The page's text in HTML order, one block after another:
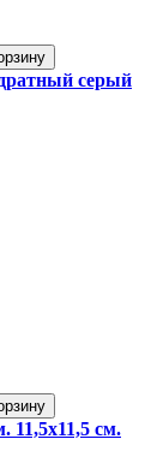
серый
11,5х11,5 см.